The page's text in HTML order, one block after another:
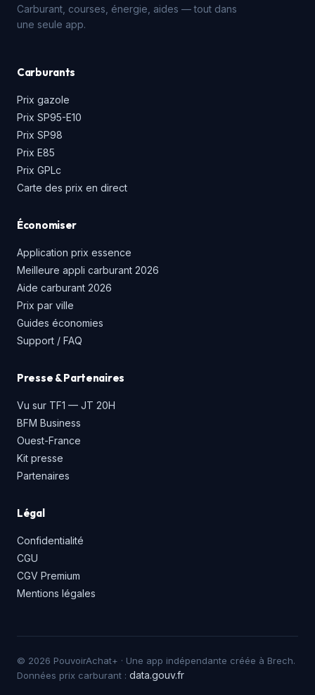
Carburant, courses, énergie, aides — tout dans
une seule app.
Carburants
Prix gazole
Prix SP95-E10
Prix SP98
Prix E85
Prix GPLc
Carte des prix en direct
Économiser
Application prix essence
Meilleure appli carburant 2026
Aide carburant 2026
Prix par ville
Guides économies
Support / FAQ
Presse & Partenaires
Vu sur TF1 — JT 20H
BFM Business
Ouest-France
Kit presse
Partenaires
Légal
Confidentialité
CGU
CGV Premium
Mentions légales
© 2026 PouvoirAchat+ · Une app indépendante créée à Brech.
Données prix carburant : data.gouv.fr